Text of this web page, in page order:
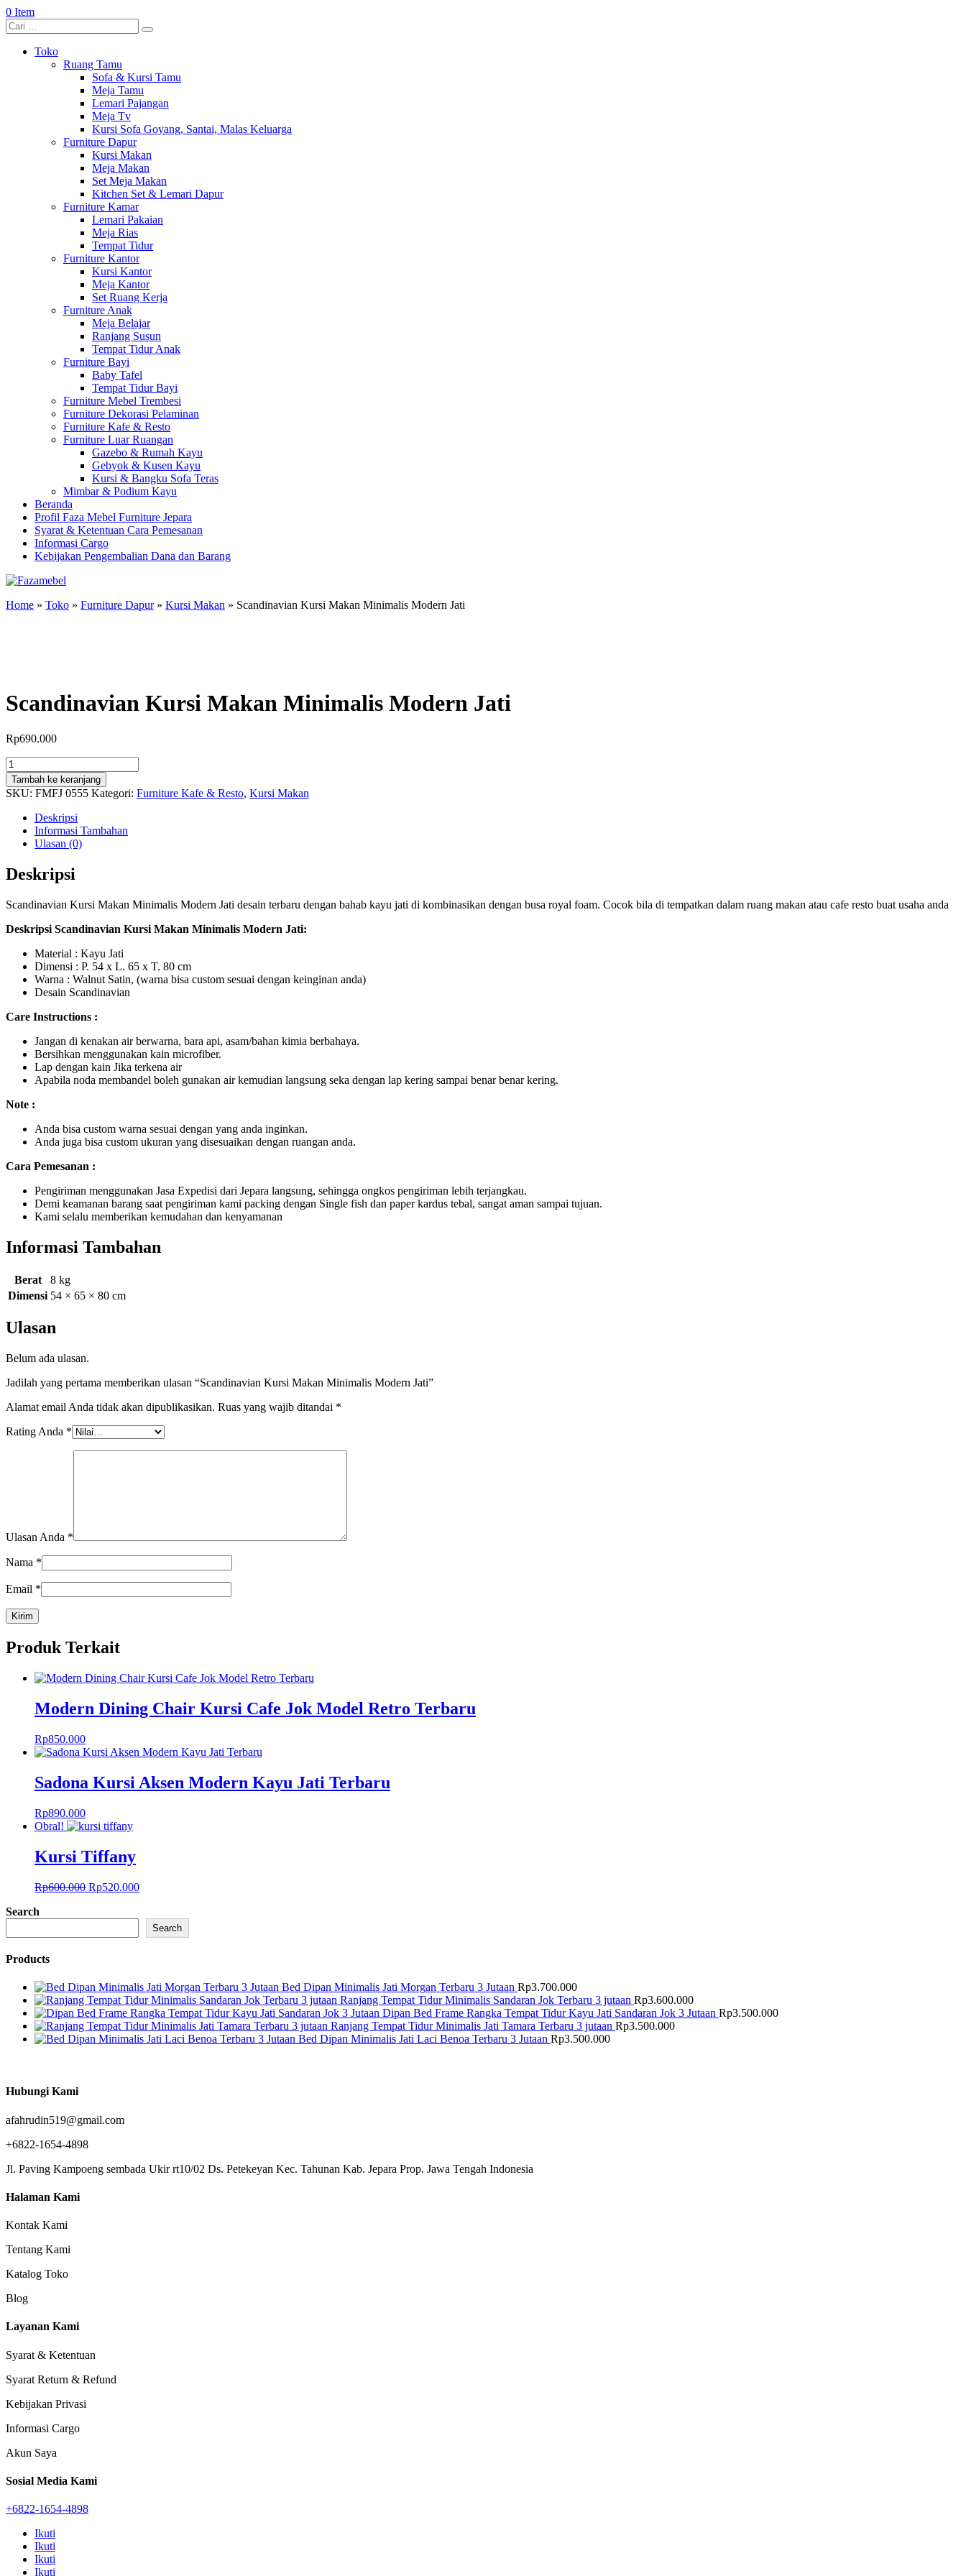
0 Item
Toko
Ruang Tamu
Sofa & Kursi Tamu
Meja Tamu
Lemari Pajangan
Meja Tv
Kursi Sofa Goyang, Santai, Malas Keluarga
Furniture Dapur
Kursi Makan
Meja Makan
Set Meja Makan
Kitchen Set & Lemari Dapur
Furniture Kamar
Lemari Pakaian
Meja Rias
Tempat Tidur
Furniture Kantor
Kursi Kantor
Meja Kantor
Set Ruang Kerja
Furniture Anak
Meja Belajar
Ranjang Susun
Tempat Tidur Anak
Furniture Bayi
Baby Tafel
Tempat Tidur Bayi
Furniture Mebel Trembesi
Furniture Dekorasi Pelaminan
Furniture Kafe & Resto
Furniture Luar Ruangan
Gazebo & Rumah Kayu
Gebyok & Kusen Kayu
Kursi & Bangku Sofa Teras
Mimbar & Podium Kayu
Beranda
Profil Faza Mebel Furniture Jepara
Syarat & Ketentuan Cara Pemesanan
Informasi Cargo
Kebijakan Pengembalian Dana dan Barang
Home » Toko » Furniture Dapur» Kursi Makan » Scandinavian Kursi Makan Minimalis Modern Jati
Scandinavian Kursi Makan Minimalis Modern Jati
Rp690.000
Kuantitas
Scandinavian
Kursi
Makan
Minimalis
Modern
Tambah ke keranjang
SKU: FMFJ 0555 Kategori: Furniture Kafe & Resto, Kursi Makan
Deskripsi
Informasi Tambahan
Ulasan (0)
Deskripsi
Scandinavian Kursi Makan Minimalis Modern Jati desain terbaru dengan bahab kayu jati di kombinasikan dengan busa royal foam. Cocok bila di tempatkan dalam ruang makan atau cafe resto buat usaha anda
Deskripsi Scandinavian Kursi Makan Minimalis Modern Jati:
Material : Kayu Jati
Dimensi : P. 54 x L. 65 x T. 80 cm
Warna : Walnut Satin, (warna bisa custom sesuai dengan keinginan anda)
Desain Scandinavian
Care Instructions :
Jangan di kenakan air berwarna, bara api, asam/bahan kimia berbahaya.
Bersihkan menggunakan kain microfiber.
Lap dengan kain Jika terkena air
Apabila noda membandel boleh gunakan air kemudian langsung seka dengan lap kering sampai benar benar kering.
Note :
Anda bisa custom warna sesuai dengan yang anda inginkan.
Anda juga bisa custom ukuran yang disesuaikan dengan ruangan anda.
Cara Pemesanan :
Pengiriman menggunakan Jasa Expedisi dari Jepara langsung, sehingga ongkos pengiriman lebih terjangkau.
Demi keamanan barang saat pengiriman kami packing dengan Single fish dan paper kardus tebal, sangat aman sampai tujuan.
Kami selalu memberikan kemudahan dan kenyamanan
Informasi Tambahan
Berat
8 kg
Dimensi 54 × 65 × 80 cm
Ulasan
Belum ada ulasan.
Jadilah yang pertama memberikan ulasan “Scandinavian Kursi Makan Minimalis Modern Jati”
Alamat email Anda tidak akan dipublikasikan. Ruas yang wajib ditandai *
Rating Anda *
Ulasan Anda *
Nama *
Email *
Produk Terkait
Modern Dining Chair Kursi Cafe Jok Model Retro Terbaru
Rp850.000
Sadona Kursi Aksen Modern Kayu Jati Terbaru
Rp890.000
Obral!
Kursi Tiffany
Rp600.000 Harga
Rp520.000Harga
adalah:
Rp520.000.
Search
Search
Products
Bed Dipan Minimalis Jati Morgan Terbaru 3 Jutaan Rp3.700.000
Ranjang Tempat Tidur Minimalis Sandaran Jok Terbaru 3 jutaan Rp3.600.000
Dipan Bed Frame Rangka Tempat Tidur Kayu Jati Sandaran Jok 3 Jutaan Rp3.500.000
Ranjang Tempat Tidur Minimalis Jati Tamara Terbaru 3 jutaan Rp3.500.000
Bed Dipan Minimalis Jati Laci Benoa Terbaru 3 Jutaan Rp3.500.000
Hubungi Kami
afahrudin519@gmail.com
+6822-1654-4898
Jl. Paving Kampoeng sembada Ukir rt10/02 Ds. Petekeyan Kec. Tahunan Kab. Jepara Prop. Jawa Tengah Indonesia
Halaman Kami
Kontak Kami
Tentang Kami
Katalog Toko
Blog
Layanan Kami
Syarat & Ketentuan
Syarat Return & Refund
Kebijakan Privasi
Informasi Cargo
Akun Saya
Sosial Media Kami
+6822-1654-4898
Ikuti
Ikuti
Ikuti
Ikuti